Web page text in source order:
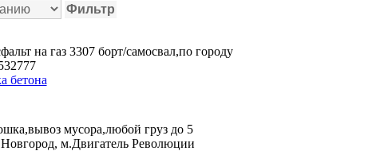
на газ 3307 борт/самосвал,по городу
бетона
мусора,любой груз до 5
м.Двигатель Революции